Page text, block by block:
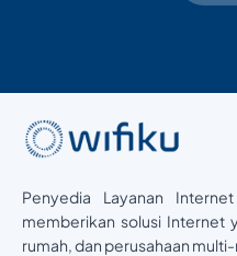
Penyedia Layanan
memberikan solusi Internet
rumah, dan perusahaan